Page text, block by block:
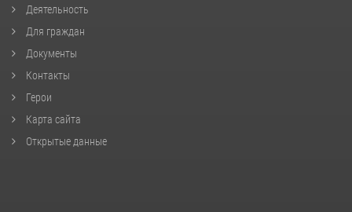
Деятельность
Для граждан
Документы
Контакты
Герои
Карта сайта
Открытые данные